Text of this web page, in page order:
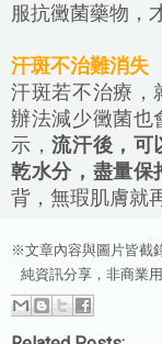
服抗黴菌藥物，
汗斑不治難消
汗斑若不治療，
辦法減少黴菌也
示，流汗後，可
乾水分，盡量保
背，無瑕肌膚就
※文章內容與圖片皆截
純資訊分享，非商業